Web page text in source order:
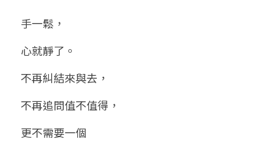
手一鬆，
心就靜了。
不再糾結來與去，
不再追問值不值得，
更不需要一個